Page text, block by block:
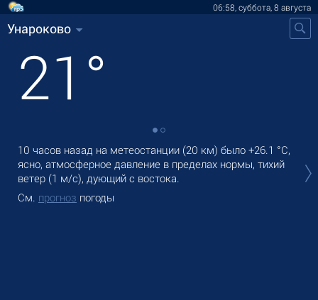
06:58, суббота, 8 августа
Унароково
21 °
10 часов назад на метеостанции (20 км) было +26.1 °C,
ясно, атмосферное давление в пределах нормы, тихий
ветер (1 м/с), дующий с востока.
См. прогноз погоды